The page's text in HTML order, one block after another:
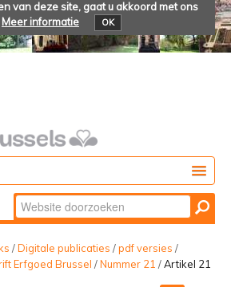
van deze site, gaat u akkoord met ons
Meer informatie OK
Zoek
Geavanceerd
zoeken...
/Digitale publicaties /pdf versies /
Erfgoed Brussel /Nummer 21 /Artikel 21